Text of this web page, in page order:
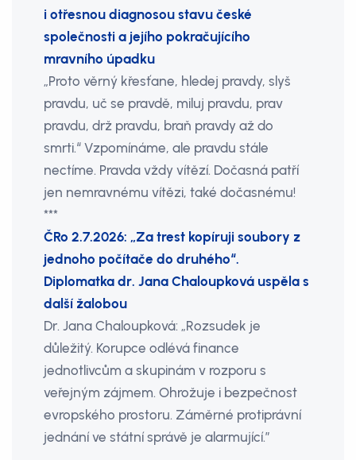
i otřesnou diagnosou stavu české
společnosti a jejího pokračujícího
mravního úpadku
„Proto věrný křesťane, hledej pravdy, slyš
pravdu, uč se pravdě, miluj pravdu, prav
pravdu, drž pravdu, braň pravdy až do
smrti.“ Vzpomínáme, ale pravdu stále
nectíme. Pravda vždy vítězí. Dočasná patří
jen nemravnému vítězi, také dočasnému!
***
ČRo 2.7.2026: „Za trest kopíruji soubory z
jednoho počítače do druhého“.
Diplomatka dr. Jana Chaloupková uspěla s
další žalobou
Dr. Jana Chaloupková: „Rozsudek je
důležitý. Korupce odlévá finance
jednotlivcům a skupinám v rozporu s
veřejným zájmem. Ohrožuje i bezpečnost
evropského prostoru. Záměrné protiprávní
jednání ve státní správě je alarmující.”